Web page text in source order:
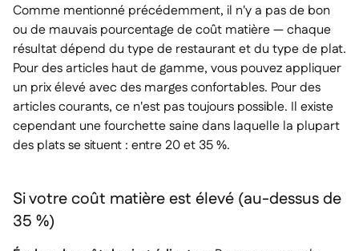
Comme mentionné précédemment, il n'y a pas de bon
ou de mauvais pourcentage de coût matière — chaque
résultat dépend du type de restaurant et du type de plat.
Pour des articles haut de gamme, vous pouvez appliquer
un prix élevé avec des marges confortables. Pour des
articles courants, ce n'est pas toujours possible. Il existe
cependant une fourchette saine dans laquelle la plupart
des plats se situent : entre 20 et 35 %.
Si votre coût matière est élevé (au-dessus de
35 %)